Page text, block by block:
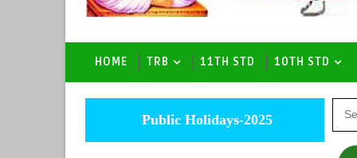
HOME TRB 11TH STD 10TH STD
Public Holidays-2025